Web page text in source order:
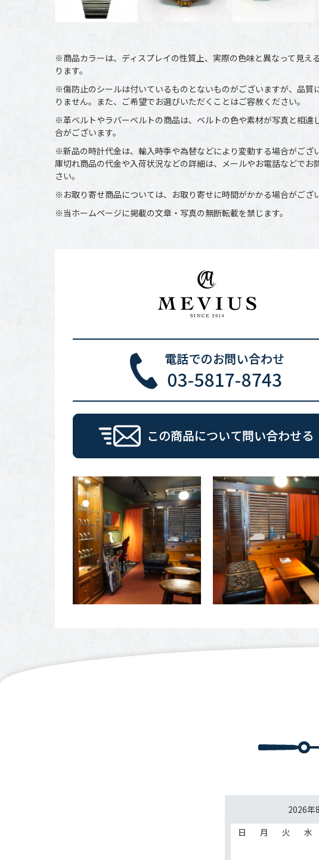
※商品カラーは、ディスプレイの性質上、実際の色味と異なって見え
ります。
※傷防止のシールは付いているものとないものがございますが、品質
りません。また、ご希望でお選びいただくことはご容赦ください。
※革ベルトやラバーベルトの商品は、ベルトの色や素材が写真と相違
合がございます。
※新品の時計代金は、輸入時季や為替などにより変動する場合がござ
庫切れ商品の代金や入荷状況などの詳細は、メールやお電話などでお
さい。
※お取り寄せ商品については、お取り寄せに時間がかかる場合がござい
※当ホームページに掲載の文章・写真の無断転載を禁じます。
2026年
日
月 火 水